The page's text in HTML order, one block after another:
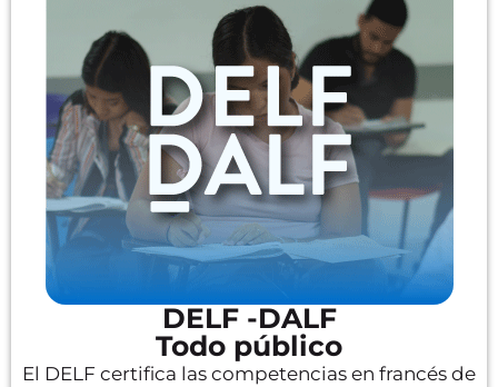
DELF -DALF
Todo público
El DELF certifica las competencias en francés de